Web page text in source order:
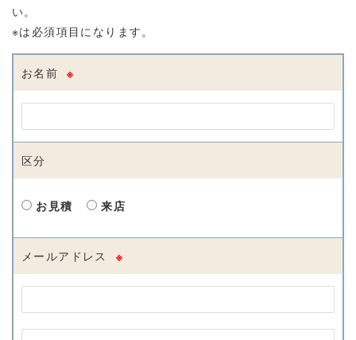
い。
※は必須項目になります。
お名前 ※
区分
お見積 来店
メールアドレス ※